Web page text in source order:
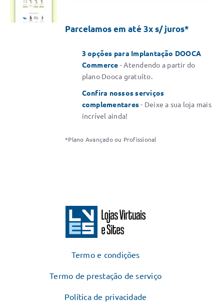
/
DETALHES
Parcelamos em até 3x s/ juros*
3 opções para Implantação DOOCA
Commerce - Atendendo a partir do
plano Dooca gratuíto.
Confira nossos serviços
complementares- Deixe a sua loja mais
incrível ainda!
*Plano Avançado ou Profissional
Termo e condições
Termo de prestação de serviço
Política de privacidade